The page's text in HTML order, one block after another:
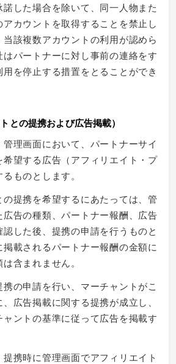
した場合を除いて、同一人物また
カウントを取得することを禁止し
該複数アカウントの利用が認めら
パートナーに対し事前の連絡をす
を停止する措置をとることができ
との提携および広告掲載）
管理画面において、パートナーサイ
希望する広告（アフィリエイト・プ
ものとします。
の提携を希望するにあたっては、管
告の種類、パートナー報酬、広告
した後、提携の申請を行うものと
載されるパートナー報酬の金額に
含まれません。
の申請を行い、マーチャントがこ
広告掲載に関する提携が成立し、
ントの基準に従って広告を掲載す
携時に管理画面でアフィリエイト